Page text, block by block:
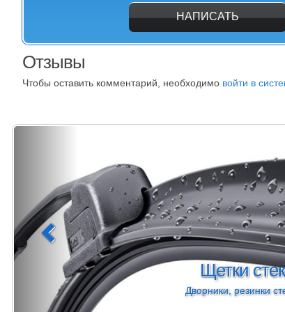
НАПИСАТЬ
Отзывы
Чтобы оставить комментарий, необходимо войти в
Щетки
Дворники, резинки